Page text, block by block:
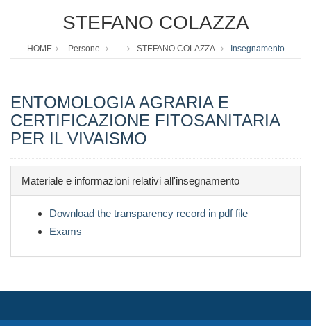
STEFANO COLAZZA
HOME Persone ... STEFANO COLAZZA Insegnamento
ENTOMOLOGIA AGRARIA E
CERTIFICAZIONE FITOSANITARIA
PER IL VIVAISMO
Materiale e informazioni relativi all'insegnamento
Download the transparency record in pdf file
Exams